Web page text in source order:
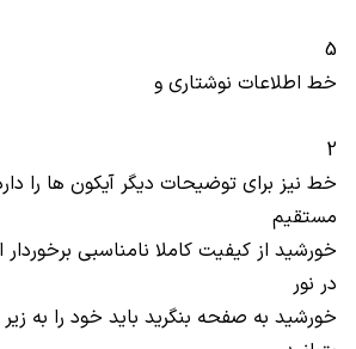
5
خط اطلاعات نوشتاری و
2
خط نیز برای توضیحات دیگر آیکون ها را
مستقیم
خورشید از کیفیت کاملا نامناسبی
در نور
خورشید به صفحه بنگرید باید خود را به زیر